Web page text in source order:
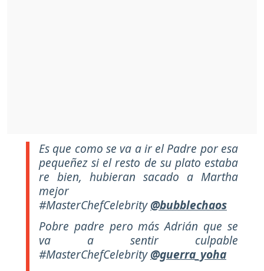
Es que como se va a ir el Padre por esa
pequeñez si el resto de su plato estaba
re bien, hubieran sacado a Martha
mejor
#MasterChefCelebrity@bubblechaos
Pobre padre pero más Adrián que se
va a sentir culpable
#MasterChefCelebrity@guerra_yoha